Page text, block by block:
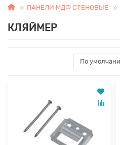
ПАНЕЛИ МДФ СТЕНОВЫЕ
КЛЯЙМЕР